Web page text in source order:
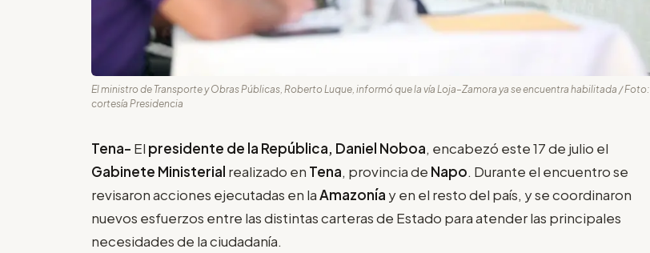
El ministro de Transporte y Obras Públicas, Roberto Luque, informó que la vía Loja–Zamora ya se encuentra habilitada / Foto:
cortesía Presidencia
Tena- El presidente de la República, Daniel Noboa, encabezó este 17 de julio el
Gabinete Ministerial realizado en Tena, provincia de Napo. Durante el encuentro se
revisaron acciones ejecutadas en laAmazonía y en el resto del país, y se coordinaron
nuevos esfuerzos entre las distintas carteras de Estado para atender las principales
necesidades de la ciudadanía.